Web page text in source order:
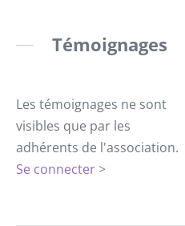
Témoignages
Les témoignages ne sont
visibles que par les
adhérents de l'association.
Se connecter >